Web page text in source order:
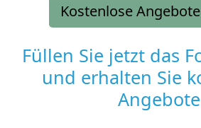
Kostenlose
Füllen Sie jetzt das
und erhalten Sie
Angebote